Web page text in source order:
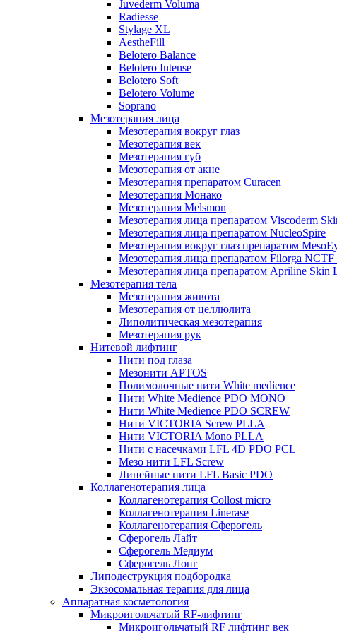
Juvederm Voluma
Radiesse
Stylage XL
AestheFill
Belotero Balance
Belotero Intense
Belotero Soft
Belotero Volume
Soprano
Мезотерапия лица
Мезотерапия вокруг глаз
Мезотерапия век
Мезотерапия губ
Мезотерапия от акне
Мезотерапия препаратом Curacen
Мезотерапия Монако
Мезотерапия Melsmon
Мезотерапия лица препаратом Viscoderm
Мезотерапия лица препаратом NucleoSpire
Мезотерапия вокруг глаз препаратом
Мезотерапия лица препаратом Filorga
Мезотерапия лица препаратом Apriline Skin
Мезотерапия тела
Мезотерапия живота
Мезотерапия от целлюлита
Липолитическая мезотерапия
Мезотерапия рук
Нитевой лифтинг
Нити под глаза
Мезонити APTOS
Полимолочные нити White medience
Нити White Medience PDO MONO
Нити White Medience PDO SCREW
Нити VICTORIA Screw PLLA
Нити VICTORIA Mono PLLA
Нити с насечками LFL 4D PDO PCL
Мезо нити LFL Screw
Линейные нити LFL Basic PDO
Коллагенотерапия лица
Коллагенотерапия Collost micro
Коллагенотерапия Linerase
Коллагенотерапия Сферогель
Сферогель Лайт
Сферогель Медиум
Сферогель Лонг
Липодеструкция подбородка
Экзосомальная терапия для лица
Аппаратная косметология
Микроигольчатый RF-лифтинг
Микроигольчатый RF лифтинг век